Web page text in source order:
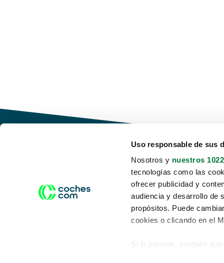
Uso responsable de sus
Nosotros y nuestros
tecnologías como las
ofrecer publicidad y
audiencia y desarrollo de
propósitos. Puede
cookies o clicando en el
Si lo permite, también
Conduce tu futuro,
desata tu movilidad